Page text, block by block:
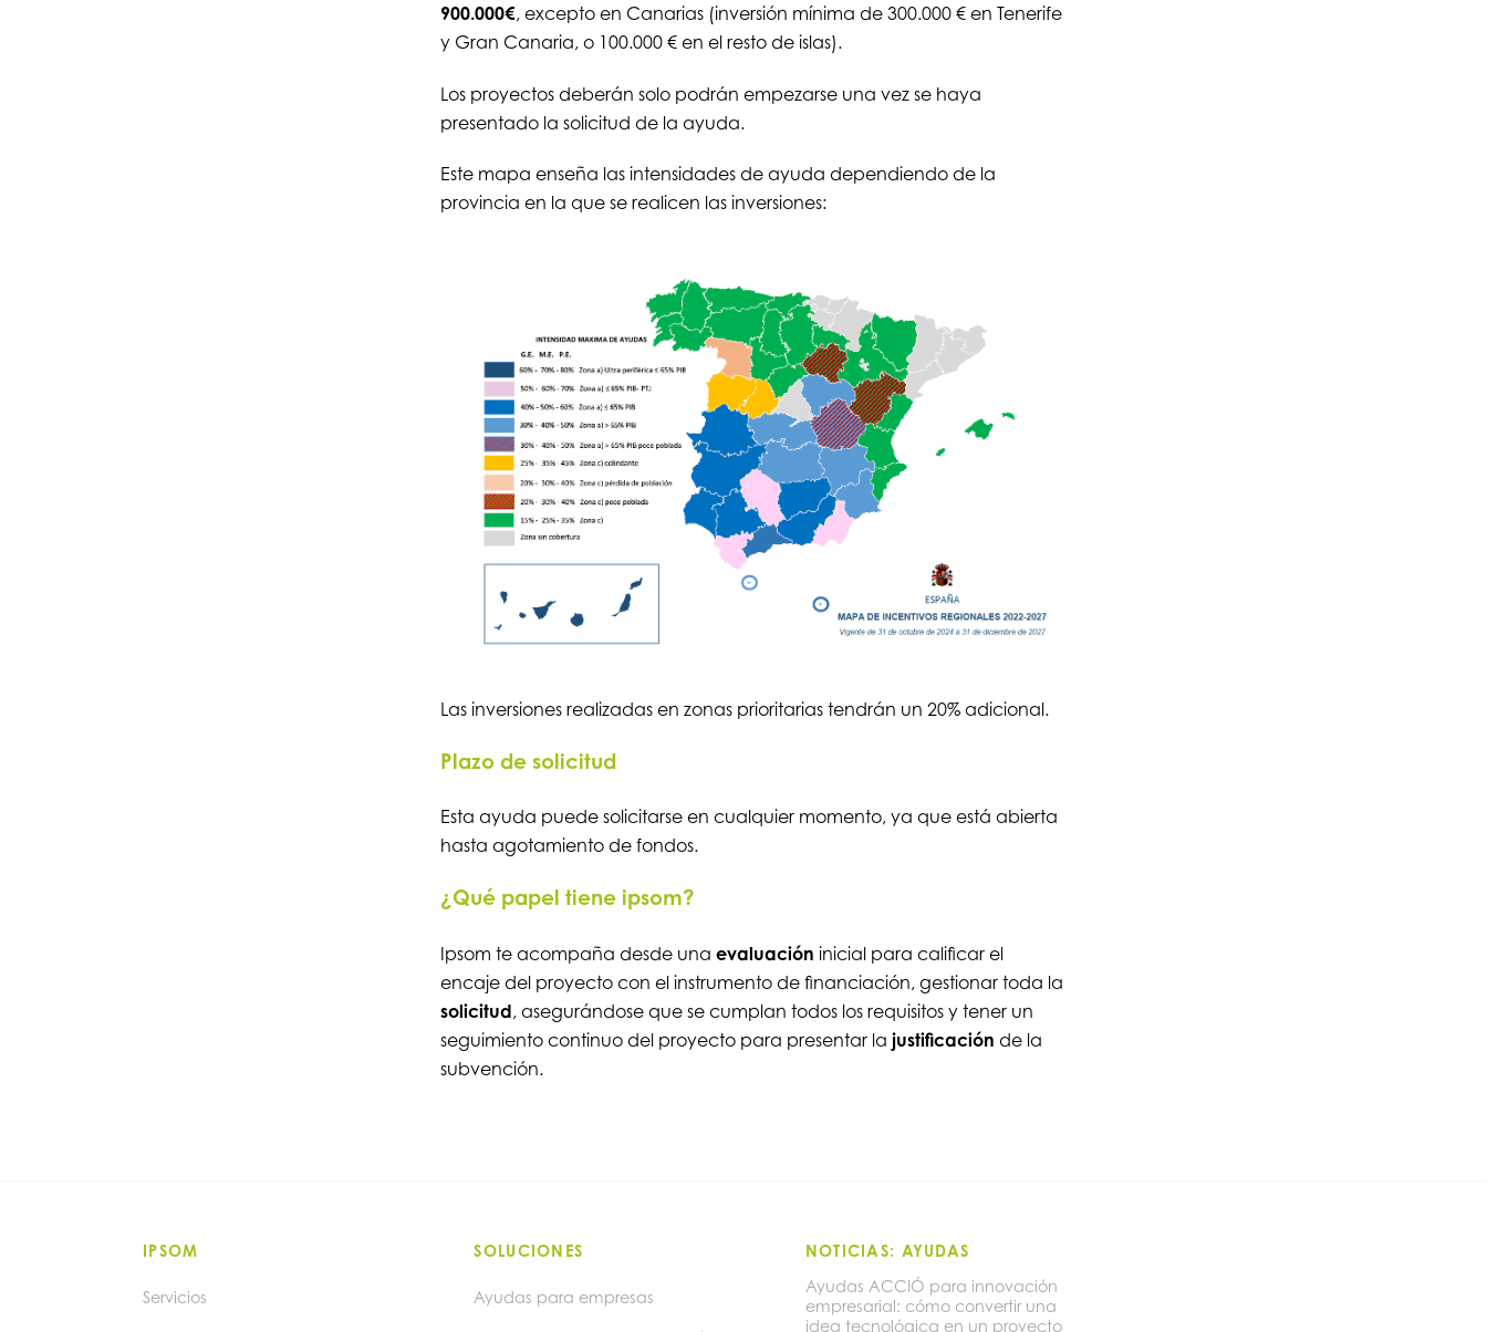
900.000€, excepto en Canarias (inversión mínima de 300.000 € en Tenerife
y Gran Canaria, o 100.000 € en el resto de islas).
Los proyectos deberán solo podrán empezarse una vez se haya
presentado la solicitud de la ayuda.
Este mapa enseña las intensidades de ayuda dependiendo de la
provincia en la que se realicen las inversiones:
Las inversiones realizadas en zonas prioritarias tendrán un 20% adicional.
Plazo de solicitud
Esta ayuda puede solicitarse en cualquier momento, ya que está abierta
hasta agotamiento de fondos.
¿Qué papel tiene ipsom?
Ipsom te acompaña desde una evaluación inicial para calificar el
encaje del proyecto con el instrumento de financiación, gestionar toda la
solicitud, asegurándose que se cumplan todos los requisitos y tener un
seguimiento continuo del proyecto para presentar la justificación de la
subvención.
IPSOM
Servicios
SOLUCIONES
Ayudas para empresas
NOTICIAS: AYUDAS
Ayudas ACCIÓ para innovación
empresarial: cómo convertir una
idea tecnológica en un proyecto